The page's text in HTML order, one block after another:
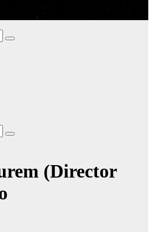
(Director